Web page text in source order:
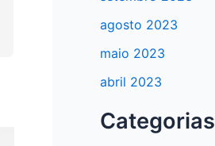
agosto 2023
maio 2023
abril 2023
Categorias